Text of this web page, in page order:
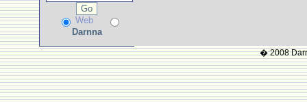
Web
Darnna
� 2008